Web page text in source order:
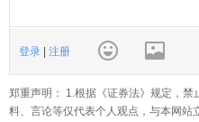
登录 注册
郑重声明： 1.根据《证券法》规定，
料、言论等仅代表个人观点，与本网站